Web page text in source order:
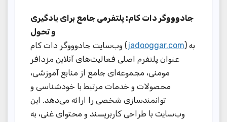
جادوووگر دات کام: پلتفرمی جامع برای یادگیری
و تحول
وب‌سایت جادوووگر دات کام ( jadooggar.com) به
عنوان پلتفرم اصلی فعالیت‌های آنلاین مزدافر
مومنی، مجموعه‌ای جامع از منابع آموزشی،
محصولات و خدمات مرتبط با خودشناسی و
توانمندسازی شخصی را ارائه می‌دهد. این
وب‌سایت با طراحی کاربرپسند و محتوای غنی، به